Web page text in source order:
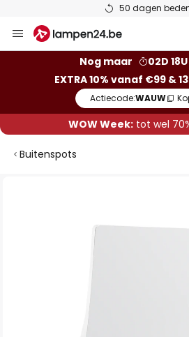
50 dagen
naar
Nog maar
02D
EXTRA 10% vanaf €99 &
Actiecode:WAUW
WOW Week:tot wel
Buitenspots